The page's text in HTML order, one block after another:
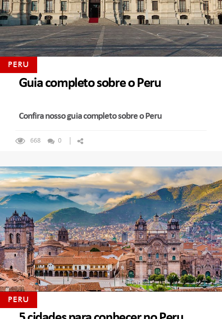
PERU
Guia completo sobre o Peru
Confira nosso guia completo sobre o Peru
668 0
PERU